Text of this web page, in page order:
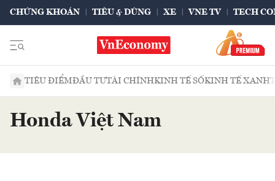
CHỨNG KHOÁN TIÊU & DÙNG XE VNE TV TECH
TIÊU ĐIỂMĐẦU TƯTÀI CHÍNHKINH TẾ SỐKINH TẾ XANH
Honda Việt Nam